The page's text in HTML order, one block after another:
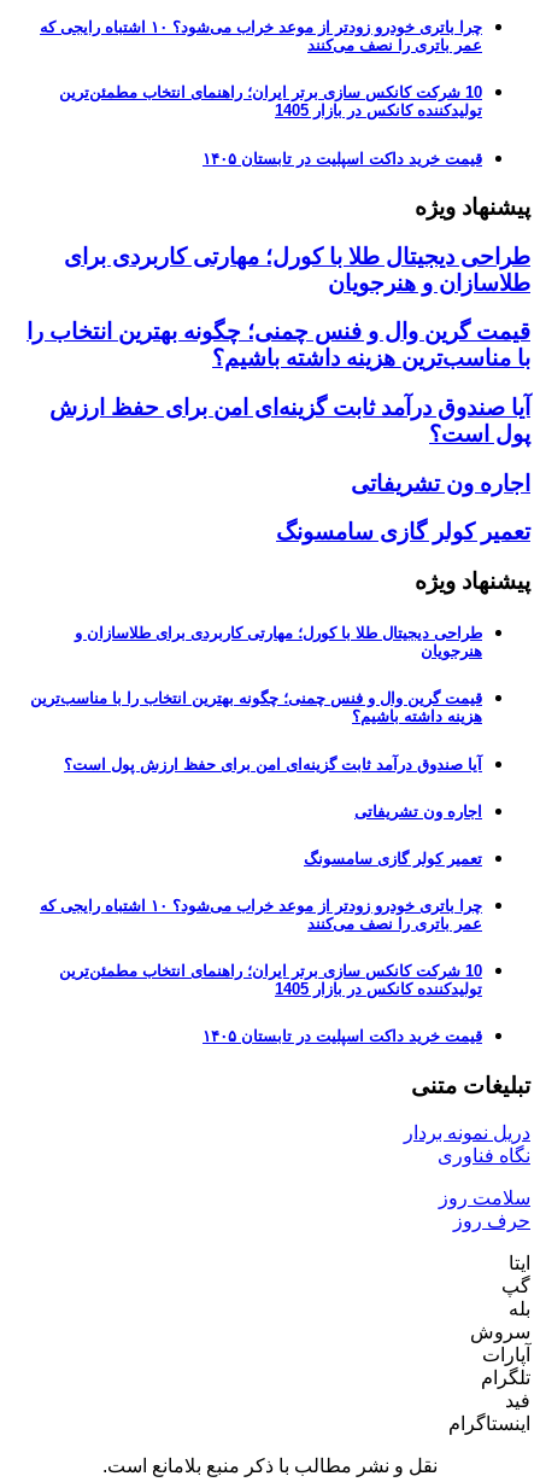
چرا باتری خودرو زودتر از موعد خراب می‌شود؟ ۱۰ اشتباه رایجی که
عمر باتری را نصف می‌کنند
10 شرکت کانکس سازی برتر ایران؛ راهنمای انتخاب مطمئن‌ترین
تولیدکننده کانکس در بازار 1405
قیمت خرید داکت اسپلیت در تابستان ۱۴۰۵
پیشنهاد ویژه
طراحی دیجیتال طلا با کورل؛ مهارتی کاربردی برای
طلاسازان و هنرجویان
قیمت گرین وال و فنس چمنی؛ چگونه بهترین انتخاب را
با مناسب‌ترین هزینه داشته باشیم؟
آیا صندوق درآمد ثابت گزینه‌ای امن برای حفظ ارزش
پول است؟
اجاره ون تشریفاتی
تعمیر کولر گازی سامسونگ
پیشنهاد ویژه
طراحی دیجیتال طلا با کورل؛ مهارتی کاربردی برای طلاسازان و
هنرجویان
قیمت گرین وال و فنس چمنی؛ چگونه بهترین انتخاب را با مناسب‌ترین
هزینه داشته باشیم؟
آیا صندوق درآمد ثابت گزینه‌ای امن برای حفظ ارزش پول است؟
اجاره ون تشریفاتی
تعمیر کولر گازی سامسونگ
چرا باتری خودرو زودتر از موعد خراب می‌شود؟ ۱۰ اشتباه رایجی که
عمر باتری را نصف می‌کنند
10 شرکت کانکس سازی برتر ایران؛ راهنمای انتخاب مطمئن‌ترین
تولیدکننده کانکس در بازار 1405
قیمت خرید داکت اسپلیت در تابستان ۱۴۰۵
تبلیغات متنی
دریل نمونه بردار
نگاه فناوری
سلامت روز
حرف روز
ایتا
گپ
بله
سروش
آپارات
تلگرام
فید
اینستاگرام
نقل و نشر مطالب با ذکر منبع بلامانع است.